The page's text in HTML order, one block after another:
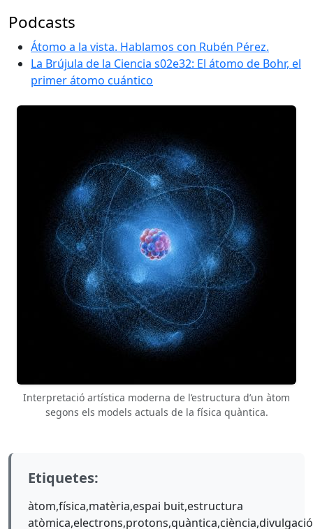
Podcasts
Átomo a la vista. Hablamos con Rubén Pérez.
La Brújula de la Ciencia s02e32: El átomo de Bohr, el
primer átomo cuántico
Interpretació artística moderna de l’estructura d’un àtom
segons els models actuals de la física quàntica.
Etiquetes:
àtom,física,matèria,espai buit,estructura
atòmica,electrons,protons,quàntica,ciència,divulgació